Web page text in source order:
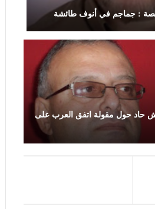
قصة : جماجم في أنوف طائشة
حاد حول مقولة اتفق العرب على